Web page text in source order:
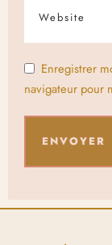
Enregistrer
navigateur pour